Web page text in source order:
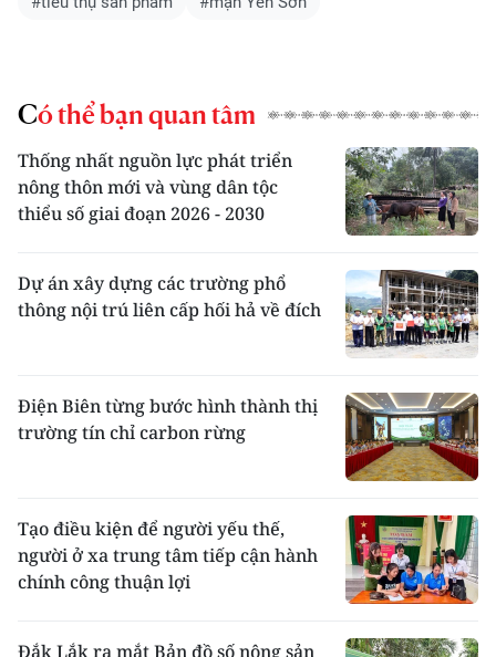
Có thể bạn quan tâm
Thống nhất nguồn lực phát triển
nông thôn mới và vùng dân tộc
thiểu số giai đoạn 2026 - 2030
Dự án xây dựng các trường phổ
thông nội trú liên cấp hối hả về đích
Điện Biên từng bước hình thành thị
trường tín chỉ carbon rừng
Tạo điều kiện để người yếu thế,
người ở xa trung tâm tiếp cận hành
chính công thuận lợi
Đắk Lắk ra mắt Bản đồ số nông sản